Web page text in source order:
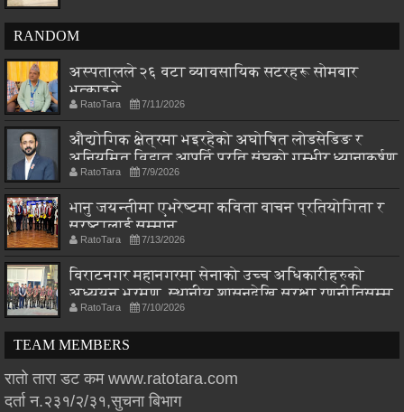
RANDOM
अस्पतालले २६ वटा व्यावसायिक सटरहरू सोमबार
भत्काइने
RatoTara 7/11/2026
औद्योगिक क्षेत्रमा भइरहेको अघोषित लोडसेडिङ र
अनियमित विद्युत आपूर्ति प्रति संघको गम्भीर ध्यानाकर्षण
RatoTara 7/9/2026
भानु जयन्तीमा एभरेष्टमा कविता वाचन प्रतियोगिता र
स्रष्टालाई सम्मान
RatoTara 7/13/2026
विराटनगर महानगरमा सेनाको उच्च अधिकारीहरुको
अध्ययन भ्रमण, स्थानीय शासनदेखि सुरक्षा रणनीतिसम्म
छलफल
RatoTara 7/10/2026
TEAM MEMBERS
रातो तारा डट कम www.ratotara.com
दर्ता न.२३१/२/३१,सुचना बिभाग